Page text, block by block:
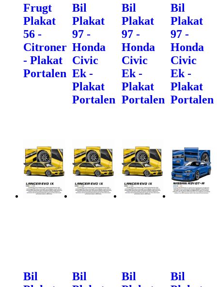
Frugt
Plakat
56 -
Citroner
- Plakat
Portalen
Bil
Plakat
97 -
Honda
Civic
Ek -
Plakat
Portalen
Bil
Plakat
97 -
Honda
Civic
Ek -
Plakat
Portalen
Bil
Plakat
97 -
Honda
Civic
Ek -
Plakat
Portalen
Bil
Bil
Bil
Bil